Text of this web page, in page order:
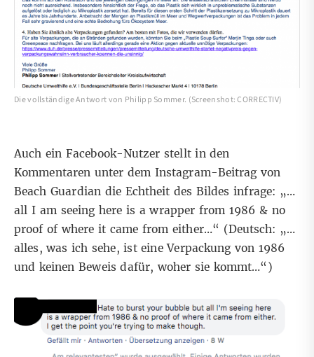
Die vollständige Antwort von Philipp Sommer. (Screenshot: CORRECTIV)
Auch ein Facebook-Nutzer stellt in den
Kommentaren unter dem Instagram-Beitrag von
Beach Guardian die Echtheit des Bildes infrage: „…
all I am seeing here is a wrapper from 1986 & no
proof of where it came from either…“ (Deutsch: „…
alles, was ich sehe, ist eine Verpackung von 1986
und keinen Beweis dafür, woher sie kommt…“)